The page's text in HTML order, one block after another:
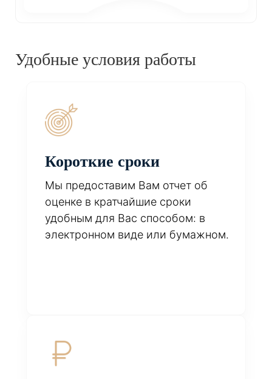
Удобные условия работы
Короткие сроки
Мы предоставим Вам отчет об
оценке в кратчайшие сроки
удобным для Вас способом: в
электронном виде или бумажном.